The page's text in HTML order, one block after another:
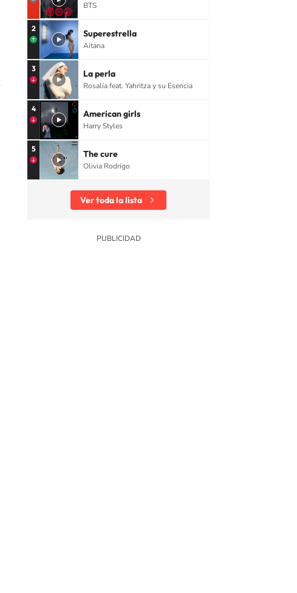
BTS
2 Superestrella
Aitana
3 La perla
Rosalía feat. Yahritza y su Esencia
4 American girls
Harry Styles
5 The cure
Olivia Rodrigo
Ver toda la lista